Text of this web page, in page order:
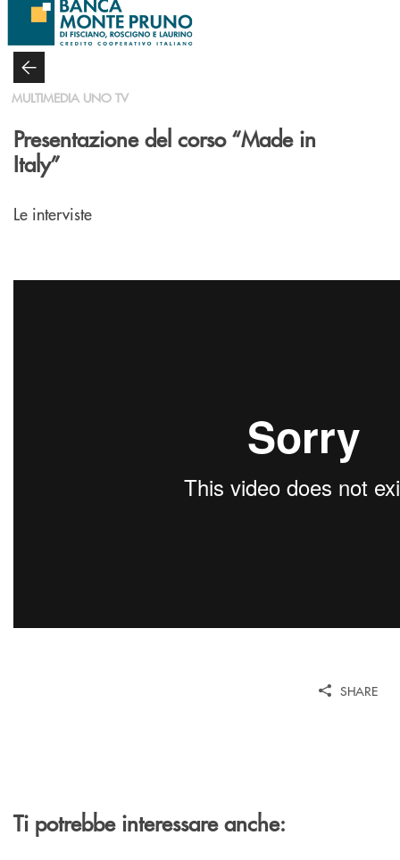
Salta al contenuto principale
MULTIMEDIA UNO TV
Presentazione del corso “Made in
Italy”
Le interviste
SHARE
Ti potrebbe interessare anche: